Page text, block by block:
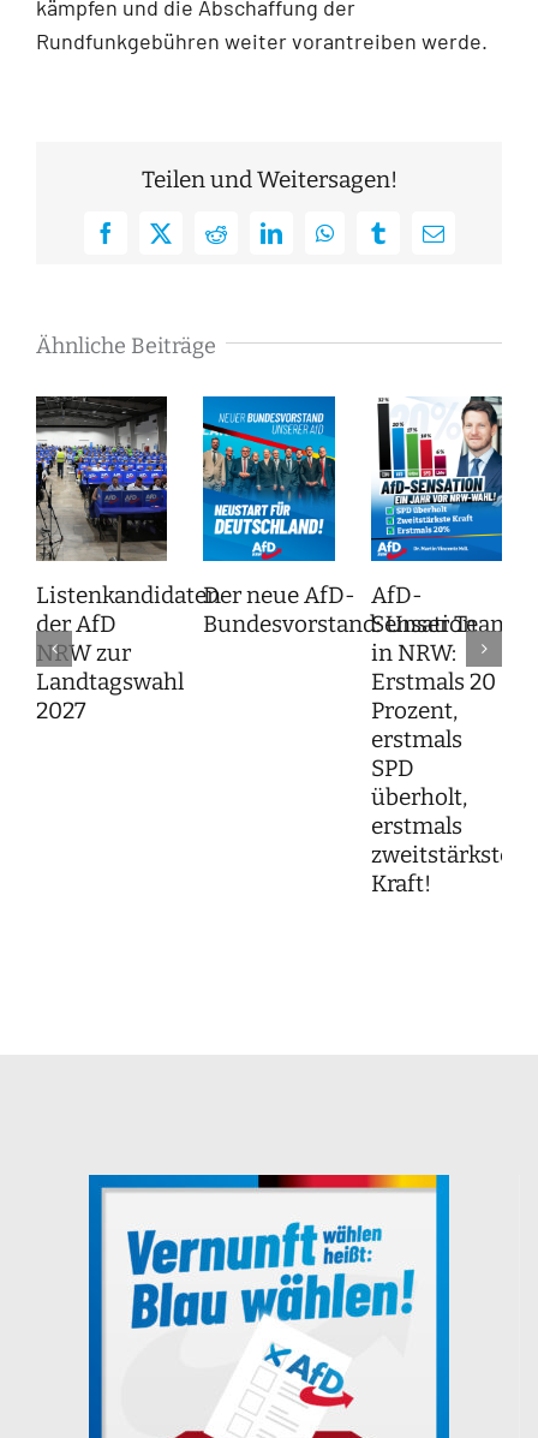
kämpfen und die Abschaffung der
Rundfunkgebühren weiter vorantreiben werde.
Teilen und Weitersagen!
Facebook
X RedditLinkedInWhatsAppTumblrE-
Ähnliche Beiträge
Listenkandidaten
der AfD
NRW zur
Landtagswahl
2027
Der neue AfD-
Bundesvorstand: Unser Team
AfD-
Sensation
in NRW:
Erstmals 20
Prozent,
erstmals
SPD
überholt,
erstmals
zweitstärkste
Kraft!